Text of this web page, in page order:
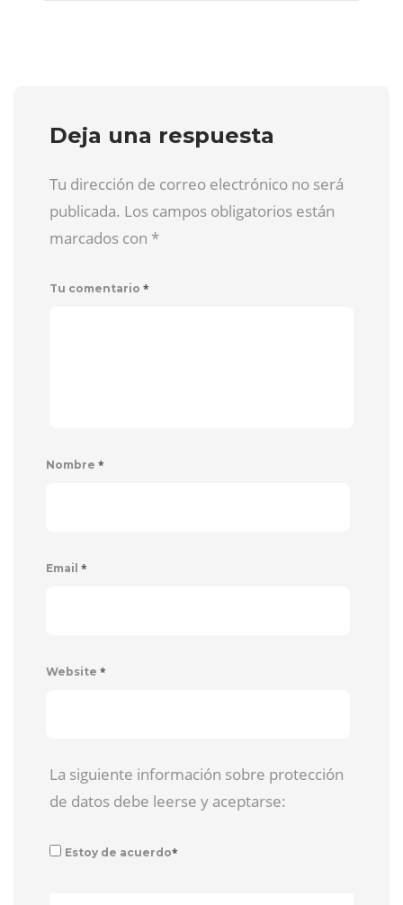
Deja una respuesta
Tu dirección de correo electrónico no será
publicada. Los campos obligatorios están
marcados con *
Tu comentario *
Nombre *
Email *
Website *
La siguiente información sobre protección
de datos debe leerse y aceptarse:
Estoy de acuerdo*